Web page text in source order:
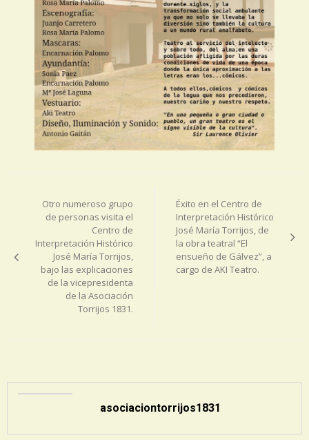
entradasOtro numeroso grupo
de personas visita el
Centro de
Interpretación Histórico
José María Torrijos,
bajo las explicaciones
de la vicepresidenta
de la Asociación
Torrijos 1831.
Éxito en el Centro de
Interpretación Histórico
José María Torrijos, de
la obra teatral “El
ensueño de Gálvez”, a
cargo de AKI Teatro.
asociaciontorrijos1831